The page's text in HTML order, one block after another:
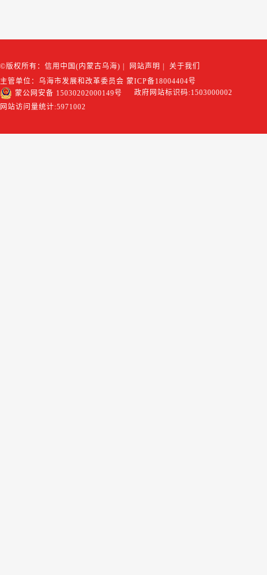
©版权所有：信用中国(内蒙古乌海) 网站声明
关于我们
主管单位：乌海市发展和改革委员会 蒙ICP备18004404号
蒙公网安备 15030202000149号
政府网站标识码:1503000002
网站访问量统计:5971002